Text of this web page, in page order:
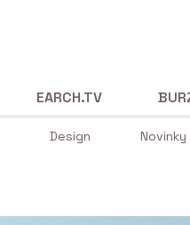
Design
EARCH.TV